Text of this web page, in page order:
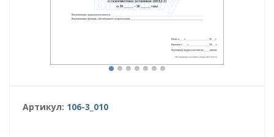
Артикул: 106-3_010